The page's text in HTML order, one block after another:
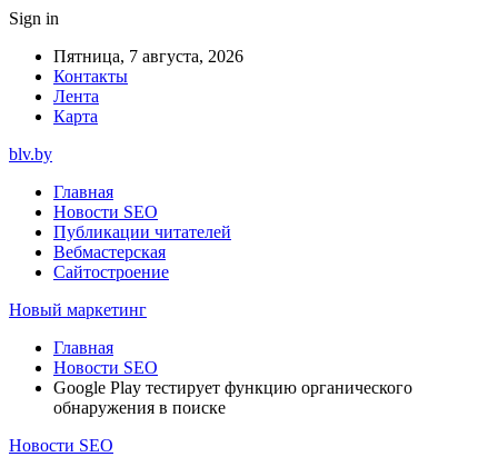
Sign in
Пятница, 7 августа, 2026
Контакты
Лента
Карта
blv.by
Главная
Новости SEO
Публикации читателей
Вебмастерская
Сайтостроение
Новый маркетинг
Главная
Новости SEO
Google Play тестирует функцию органического
обнаружения в поиске
Новости SEO